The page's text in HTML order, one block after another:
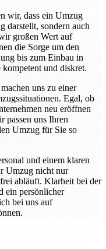
wir, dass ein Umzug
darstellt, sondern auch
großen Wert auf
die Sorge um den
bis zum Einbau in
und diskret.
uns zu einer
Egal, ob
neu eröffnen
passen uns Ihren
Umzug für Sie so
und einem klaren
Umzug nicht nur
abläuft. Klarheit bei der
ein persönlicher
bei uns auf